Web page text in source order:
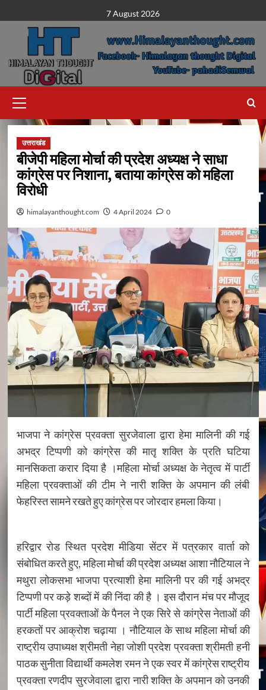
to
content
7 August 2026
Menu
उत्तराखंड
बीजेपी महिला मोर्चा की प्रदेश अध्यक्ष ने साधा
कांग्रेस पर निशाना, बताया कांग्रेस को महिला
विरोधी
himalayanthought.com 4 April 2024 0
भाजपा ने कांग्रेस प्रवक्ता सुरजेवाला द्वारा हेमा मालिनी की गई
अभद्र टिप्पणी को कांग्रेस की मातृ शक्ति के प्रति घटिया
मानसिकता करार दिया है ।महिला मोर्चा अध्यक्ष के नेतृत्व में पार्टी
महिला प्रवक्ताओं की टीम ने नारी शक्ति के अपमान की लंबी
फेहरिस्त सामने रखते हुए कांग्रेस पर जोरदार हमला किया।
हरिद्वार रोड स्थित प्रदेश मीडिया सेंटर में पत्रकार वार्ता को
संबोधित करते हुए, महिला मोर्चा की प्रदेश अध्यक्ष आशा नौटियाल ने
मथुरा लोकसभा भाजपा प्रत्याशी हेमा मालिनी पर की गई अभद्र
टिप्पणी पर कड़े शब्दों में की निंदा की है । इस दौरान मंच पर मौजूद
पार्टी महिला प्रवक्ताओं के पैनल ने एक सिरे से कांग्रेस नेताओं की
हरकतों पर आक्रोश चढ़ाया । नौटियाल के साथ महिला मोर्चा की
राष्ट्रीय उपाध्यक्ष श्रीमती नेहा जोशी प्रदेश प्रवक्ता श्रीमती हनी
पाठक सुनीता विद्यार्थी कमलेश रमन ने एक स्वर में कांग्रेस राष्ट्रीय
प्रवक्ता रणदीप सुरजेवाला द्वारा नारी शक्ति के अपमान को उनकी